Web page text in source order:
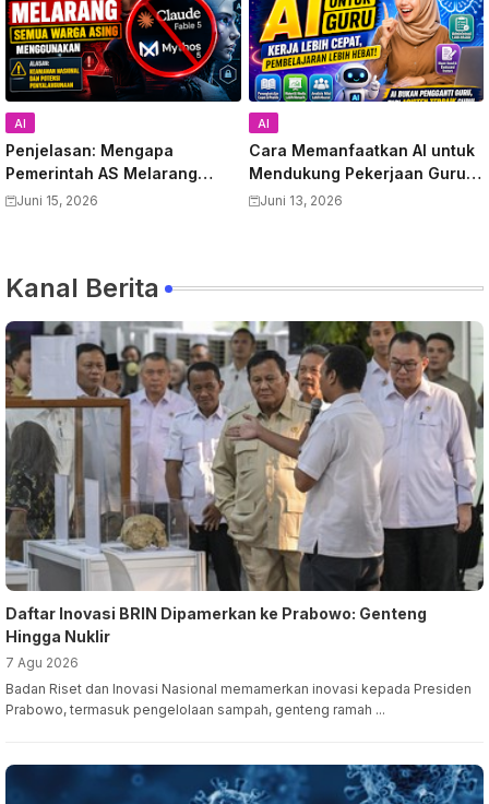
AI
Penjelasan: Mengapa
Pemerintah AS Melarang
Semua Warga Asing
Juni 15, 2026
AI
Cara Memanfaatkan AI untuk
Mendukung Pekerjaan Guru:
Panduan Lengkap
Juni 13, 2026
Kanal Berita
Daftar Inovasi BRIN Dipamerkan ke Prabowo: Genteng
Hingga Nuklir
7 Agu 2026
Badan Riset dan Inovasi Nasional memamerkan inovasi kepada Presiden
Prabowo, termasuk pengelolaan sampah, genteng ramah ...